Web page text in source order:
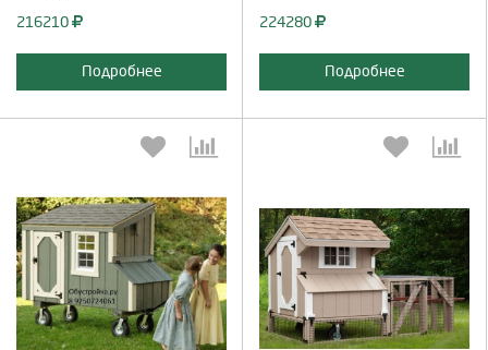
216210
Подробнее
224280
Подробнее
Выберите количество: Выберите количество: